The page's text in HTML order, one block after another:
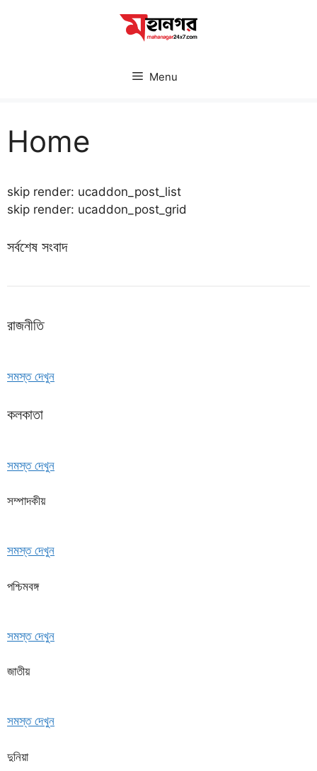
Menu
Home
skip render: ucaddon_post_list
skip render: ucaddon_post_grid
সর্বশেষ সংবাদ
রাজনীতি
সমস্ত দেখুন
কলকাতা
সমস্ত দেখুন
সম্পাদকীয়
সমস্ত দেখুন
পশ্চিমবঙ্গ
সমস্ত দেখুন
জাতীয়
সমস্ত দেখুন
দুনিয়া